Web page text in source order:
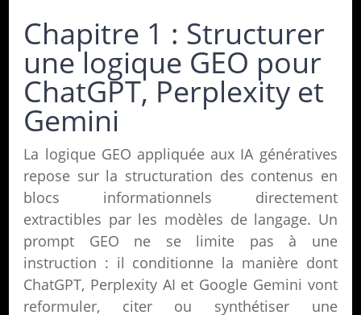
Chapitre 1 : Structurer
une logique GEO pour
ChatGPT, Perplexity et
Gemini
La logique GEO appliquée aux IA génératives
repose sur la structuration des contenus en
blocs informationnels directement
extractibles par les modèles de langage. Un
prompt GEO ne se limite pas à une
instruction : il conditionne la manière dont
ChatGPT, Perplexity AI et Google Gemini vont
reformuler, citer ou synthétiser une